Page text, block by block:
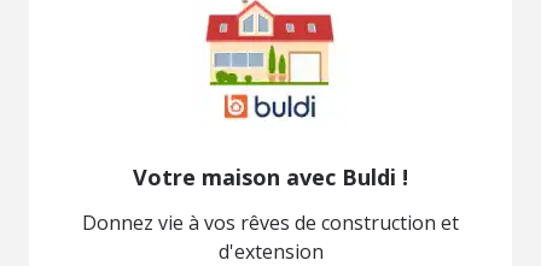
Votre maison avec Buldi !
Donnez vie à vos rêves de construction et
d'extension